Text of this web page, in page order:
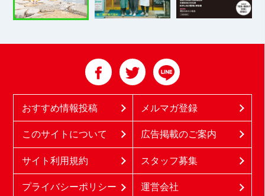
おすすめ情報投稿 メルマガ登録
このサイトについて 広告掲載のご案内
サイト利用規約 スタッフ募集
プライバシーポリシー 運営会社